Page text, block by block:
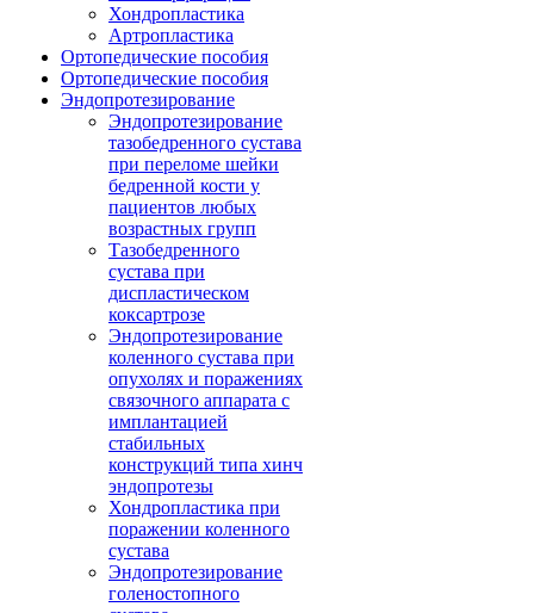
Хондропластика
Артропластика
Ортопедические пособия
Ортопедические пособия
Эндопротезирование
Эндопротезирование
тазобедренного сустава
при переломе шейки
бедренной кости у
пациентов любых
возрастных групп
Тазобедренного
сустава при
диспластическом
коксартрозе
Эндопротезирование
коленного сустава при
опухолях и поражениях
связочного аппарата с
имплантацией
стабильных
конструкций типа хинч
эндопротезы
Хондропластика при
поражении коленного
сустава
Эндопротезирование
голеностопного